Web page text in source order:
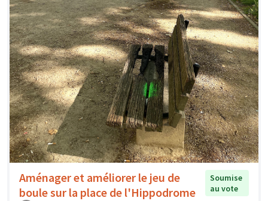
Aménager et améliorer le jeu de
boule sur la place de l'Hippodrome
Soumise
au vote